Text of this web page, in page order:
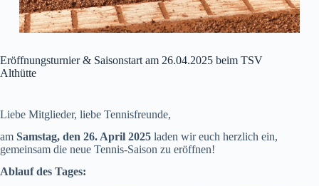
Eröffnungsturnier & Saisonstart am 26.04.2025 beim TSV
Althütte
Liebe Mitglieder, liebe Tennisfreunde,
am Samstag, den 26. April 2025 laden wir euch herzlich ein,
gemeinsam die neue Tennis-Saison zu eröffnen!
Ablauf des Tages: